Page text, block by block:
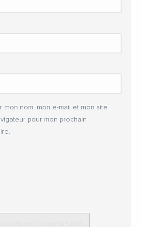
mon nom, mon e-mail et mon site
pour mon prochain